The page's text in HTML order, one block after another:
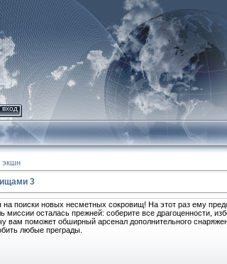
вход
экшн
3
поиски новых несметных сокровищ! На этот раз ему
миссии осталась прежней: соберите все драгоценности,
вам поможет обширный арсенал дополнительного
любые преграды.